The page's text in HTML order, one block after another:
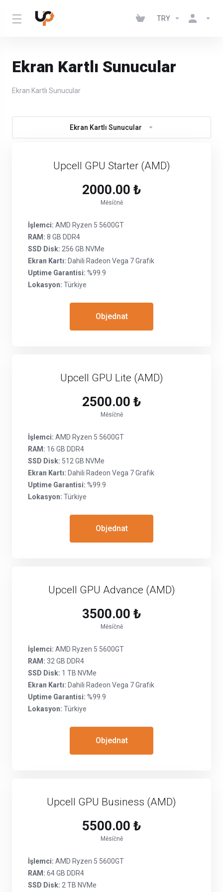
TRY
Ekran Kartlı Sunucular
Ekran Kartlı Sunucular
Ekran Kartlı Sunucular
Upcell GPU Starter (AMD)
2000.00 ₺
Měsíčně
İşlemci: AMD Ryzen 5 5600GT
RAM: 8 GB DDR4
SSD Disk: 256 GB NVMe
Ekran Kartı: Dahili Radeon Vega 7 Grafik
Uptime Garantisi: %99.9
Lokasyon: Türkiye
Objednat
Upcell GPU Lite (AMD)
2500.00 ₺
Měsíčně
İşlemci: AMD Ryzen 5 5600GT
RAM: 16 GB DDR4
SSD Disk: 512 GB NVMe
Ekran Kartı: Dahili Radeon Vega 7 Grafik
Uptime Garantisi: %99.9
Lokasyon: Türkiye
Objednat
Upcell GPU Advance (AMD)
3500.00 ₺
Měsíčně
İşlemci: AMD Ryzen 5 5600GT
RAM: 32 GB DDR4
SSD Disk: 1 TB NVMe
Ekran Kartı: Dahili Radeon Vega 7 Grafik
Uptime Garantisi: %99.9
Lokasyon: Türkiye
Objednat
Upcell GPU Business (AMD)
5500.00 ₺
Měsíčně
İşlemci: AMD Ryzen 5 5600GT
RAM: 64 GB DDR4
SSD Disk: 2 TB NVMe